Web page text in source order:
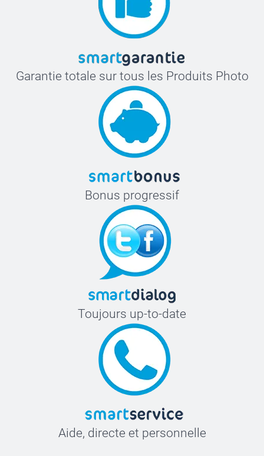
Garantie totale sur tous les Produits Photo
Bonus progressif
Toujours up-to-date
Aide, directe et personnelle